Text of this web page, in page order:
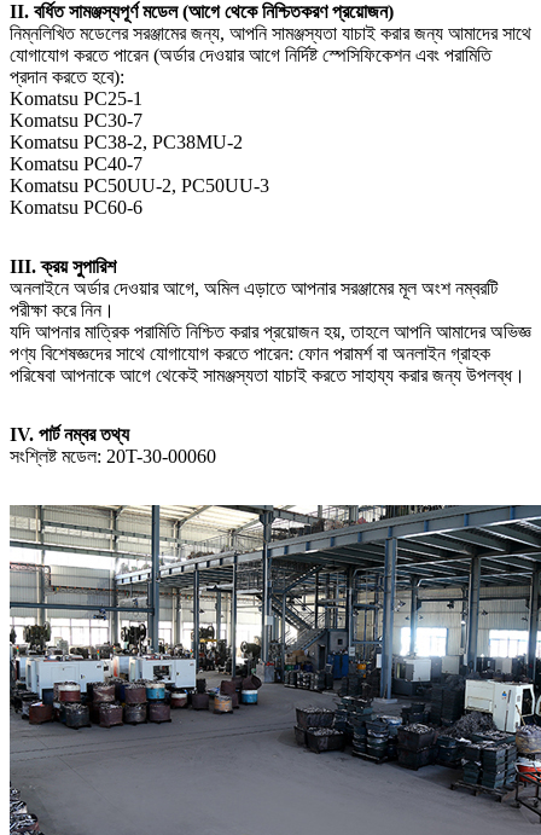
II. বর্ধিত সামঞ্জস্যপূর্ণ মডেল (আগে থেকে নিশ্চিতকরণ প্রয়োজন)
নিম্নলিখিত মডেলের সরঞ্জামের জন্য, আপনি সামঞ্জস্যতা যাচাই করার জন্য আমাদের সাথে
যোগাযোগ করতে পারেন (অর্ডার দেওয়ার আগে নির্দিষ্ট স্পেসিফিকেশন এবং পরামিতি
প্রদান করতে হবে):
Komatsu PC25-1
Komatsu PC30-7
Komatsu PC38-2, PC38MU-2
Komatsu PC40-7
Komatsu PC50UU-2, PC50UU-3
Komatsu PC60-6
III. ক্রয় সুপারিশ
অনলাইনে অর্ডার দেওয়ার আগে, অমিল এড়াতে আপনার সরঞ্জামের মূল অংশ নম্বরটি
পরীক্ষা করে নিন।
যদি আপনার মাত্রিক পরামিতি নিশ্চিত করার প্রয়োজন হয়, তাহলে আপনি আমাদের অভিজ্ঞ
পণ্য বিশেষজ্ঞদের সাথে যোগাযোগ করতে পারেন: ফোন পরামর্শ বা অনলাইন গ্রাহক
পরিষেবা আপনাকে আগে থেকেই সামঞ্জস্যতা যাচাই করতে সাহায্য করার জন্য উপলব্ধ।
IV. পার্ট নম্বর তথ্য
সংশ্লিষ্ট মডেল: 20T-30-00060